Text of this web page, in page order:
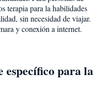
terapia para la habilidades
sin necesidad de viajar.
y conexión a internet.
específico para la